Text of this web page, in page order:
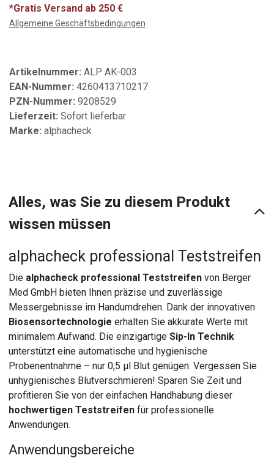
*Gratis Versand ab 250 €
Allgemeine Geschäftsbedingungen
Artikelnummer: ALP AK-003
EAN-Nummer: 4260413710217
PZN-Nummer: 9208529
Lieferzeit: Sofort lieferbar
Marke: alphacheck
Alles, was Sie zu diesem Produkt
wissen müssen
alphacheck professional Teststreifen
Die alphacheck professional Teststreifen von Berger
Med GmbH bieten Ihnen präzise und zuverlässige
Messergebnisse im Handumdrehen. Dank der innovativen
Biosensortechnologie erhalten Sie akkurate Werte mit
minimalem Aufwand. Die einzigartigeSip-In Technik
unterstützt eine automatische und hygienische
Probenentnahme – nur 0,5 µl Blut genügen. Vergessen Sie
unhygienisches Blutverschmieren! Sparen Sie Zeit und
profitieren Sie von der einfachen Handhabung dieser
hochwertigen Teststreifen für professionelle
Anwendungen.
Anwendungsbereiche